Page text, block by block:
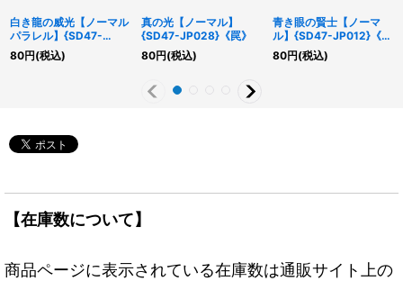
白き龍の威光【ノーマル
パラレル】{SD47-
JP027}《罠》
80円(税込)
真の光【ノーマル】
{SD47-JP028}《罠》
80円(税込)
青き眼の賢士【ノーマ
ル】{SD47-JP012}《モ
ンスター》
80円(税込)
【在庫数について】
商品ページに表示されている在庫数は通販サイト上の